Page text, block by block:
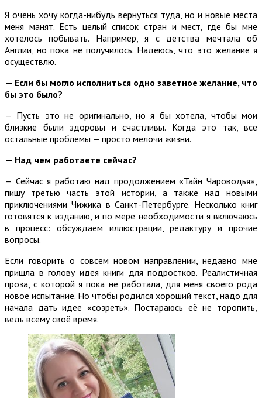
Я очень хочу когда-нибудь вернуться туда, но и новые места
меня манят. Есть целый список стран и мест, где бы мне
хотелось побывать. Например, я с детства мечтала об
Англии, но пока не получилось. Надеюсь, что это желание я
осуществлю.
— Если бы могло исполниться одно заветное желание, что
бы это было?
— Пусть это не оригинально, но я бы хотела, чтобы мои
близкие были здоровы и счастливы. Когда это так, все
остальные проблемы — просто мелочи жизни.
— Над чем работаете сейчас?
— Сейчас я работаю над продолжением «Тайн Чароводья»,
пишу третью часть этой истории, а также над новыми
приключениями Чижика в Санкт-Петербурге. Несколько книг
готовятся к изданию, и по мере необходимости я включаюсь
в процесс: обсуждаем иллюстрации, редактуру и прочие
вопросы.
Если говорить о совсем новом направлении, недавно мне
пришла в голову идея книги для подростков. Реалистичная
проза, с которой я пока не работала, для меня своего рода
новое испытание. Но чтобы родился хороший текст, надо для
начала дать идее «созреть». Постараюсь её не торопить,
ведь всему своё время.